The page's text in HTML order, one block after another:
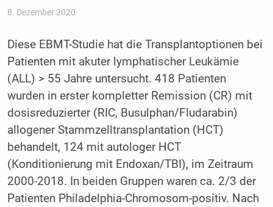
8. Dezember 2020
Diese EBMT-Studie hat die Transplantoptionen bei
Patienten mit akuter lymphatischer Leukämie
(ALL) > 55 Jahre untersucht. 418 Patienten
wurden in erster kompletter Remission (CR) mit
dosisreduzierter (RIC, Busulphan/Fludarabin)
allogener Stammzelltransplantation (HCT)
behandelt, 124 mit autologer HCT
(Konditionierung mit Endoxan/TBI), im Zeitraum
2000-2018. In beiden Gruppen waren ca. 2/3 der
Patienten Philadelphia-Chromosom-positiv. Nach